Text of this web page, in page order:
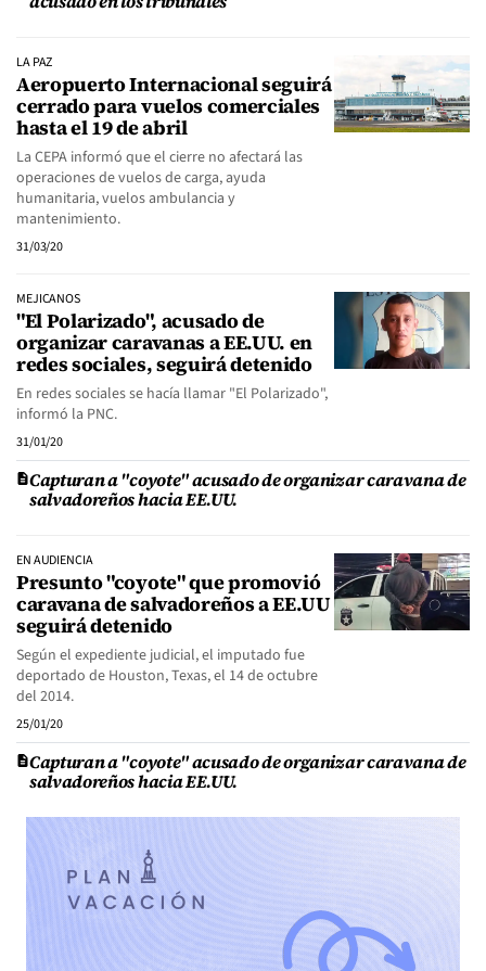
LA PAZ
Aeropuerto Internacional seguirá
cerrado para vuelos comerciales
hasta el 19 de abril
La CEPA informó que el cierre no afectará las
operaciones de vuelos de carga, ayuda
humanitaria, vuelos ambulancia y
mantenimiento.
31/03/20
MEJICANOS
"El Polarizado", acusado de
organizar caravanas a EE.UU. en
redes sociales, seguirá detenido
En redes sociales se hacía llamar "El Polarizado",
informó la PNC.
31/01/20
Capturan a "coyote" acusado de organizar caravana de
salvadoreños hacia EE.UU.
EN AUDIENCIA
Presunto "coyote" que promovió
caravana de salvadoreños a EE.UU
seguirá detenido
Según el expediente judicial, el imputado fue
deportado de Houston, Texas, el 14 de octubre
del 2014.
25/01/20
Capturan a "coyote" acusado de organizar caravana de
salvadoreños hacia EE.UU.